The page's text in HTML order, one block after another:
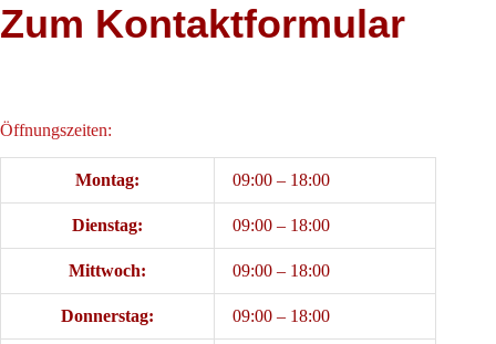
Zum Kontaktformular
Öffnungszeiten:
Montag: 09:00 – 18:00
Dienstag: 09:00 – 18:00
Mittwoch: 09:00 – 18:00
Donnerstag: 09:00 – 18:00